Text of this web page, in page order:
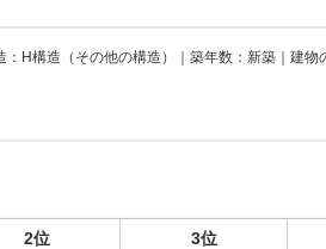
：H構造（その他の構造）｜築年数：新築｜建
2位 3位